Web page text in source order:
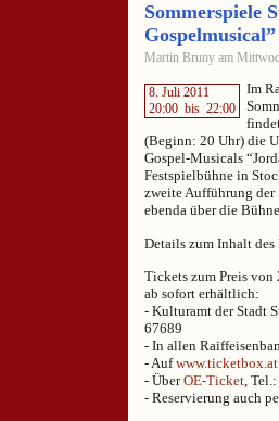
Sommerspiele
Gospelmusical”
Martin Bruny am
8. Juli 2011
20:00 bis 22:00
Im
(Beginn: 20 Uhr) die
Gospel-Musicals
Festspielbühne in
zweite Aufführung der
ebenda über die
Details zum Inhalt
Tickets zum Preis von
ab sofort erhältlich:
- Kulturamt der Stadt
67689
- In allen
- Aufwww.ticketbox.at
- ÜberOE-Ticket,
- Reservierung auch